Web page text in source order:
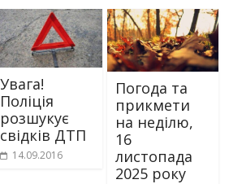
Увага!
Поліція
розшукує
свідків ДТП
14.09.2016
Погода та
прикмети
на неділю,
16
листопада
2025 року